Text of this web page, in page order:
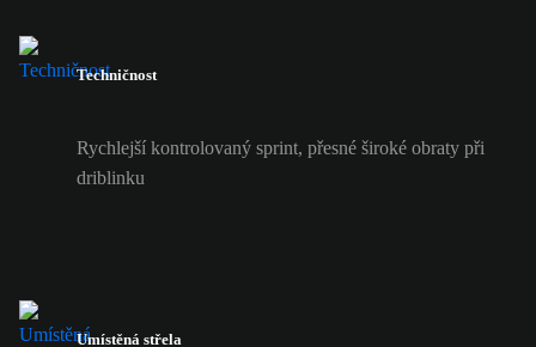
Techničnost
Rychlejší kontrolovaný sprint, přesné široké obraty při
driblinku
Umístěná střela